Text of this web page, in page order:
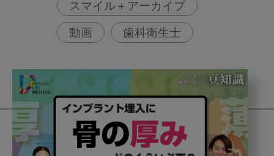
スマイル＋アーカイブ
動画 歯科衛生士